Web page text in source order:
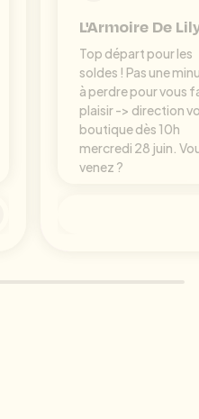
L'Armoire De
Top départ pour les
soldes ! Pas une
à perdre pour vous
plaisir -> direction
boutique dès 10h
mercredi 28 juin.
venez ?